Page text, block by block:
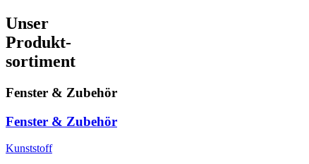
Unser
Produkt-
sortiment
Fenster & Zubehör
Fenster & Zubehör
Kunststoff